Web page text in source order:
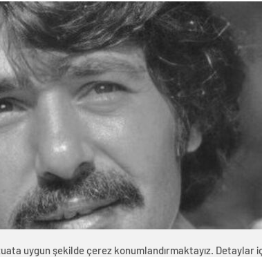
uygun şekilde çerez konumlandırmaktayız. Detaylar